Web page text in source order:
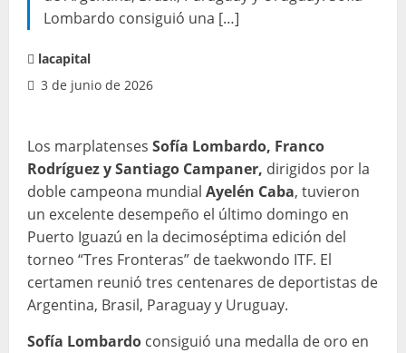
Lombardo consiguió una […]
lacapital
3 de junio de 2026
Los marplatenses Sofía Lombardo, Franco
Rodríguez y Santiago Campaner, dirigidos por la
doble campeona mundial Ayelén Caba, tuvieron
un excelente desempeño el último domingo en
Puerto Iguazú en la decimoséptima edición del
torneo “Tres Fronteras” de taekwondo ITF. El
certamen reunió tres centenares de deportistas de
Argentina, Brasil, Paraguay y Uruguay.
Sofía Lombardo consiguió una medalla de oro en